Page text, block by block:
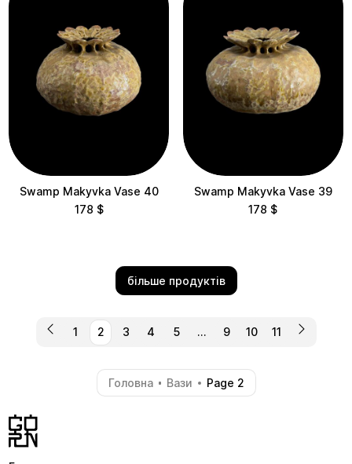
Swamp Makyvka Vase 40
178 $
Swamp Makyvka Vase 39
178 $
більше продуктів
1 2 3 4 5 … 9 10 11
Головна - Вази - Page 2